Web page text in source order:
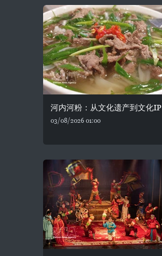
河内河粉：从文化遗产到文化IP
03/08/2026 01:00